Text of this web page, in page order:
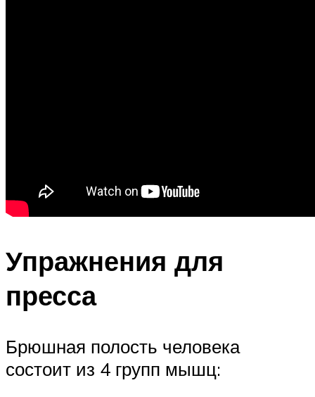
Упражнения для
пресса
Брюшная полость человека
состоит из 4 групп мышц: